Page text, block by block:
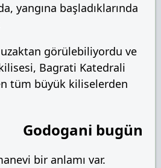
yangına başladıklarında
görülebiliyordu ve
Bagrati Katedrali
tüm büyük kiliselerden
Godogani bugün
bir anlamı var.